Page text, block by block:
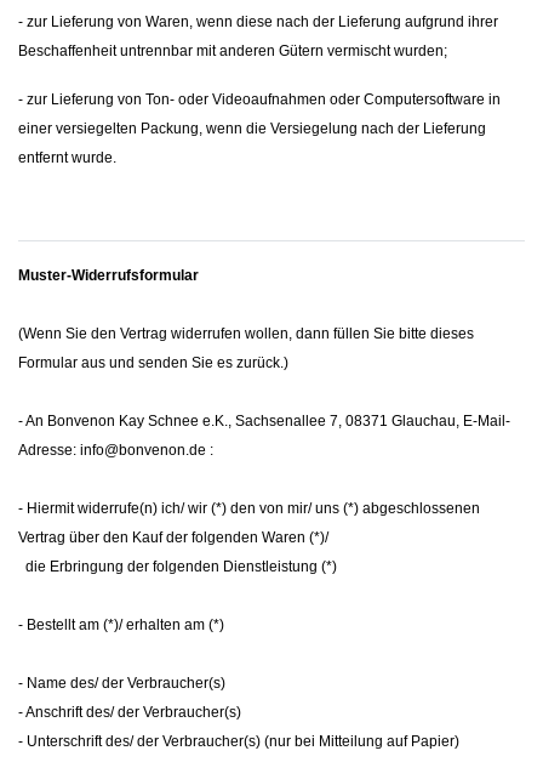
- zur Lieferung von Waren, wenn diese nach der Lieferung aufgrund ihrer
Beschaffenheit untrennbar mit anderen Gütern vermischt wurden;
- zur Lieferung von Ton- oder Videoaufnahmen oder Computersoftware in
einer versiegelten Packung, wenn die Versiegelung nach der Lieferung
entfernt wurde.
Muster-Widerrufsformular
(Wenn Sie den Vertrag widerrufen wollen, dann füllen Sie bitte dieses
Formular aus und senden Sie es zurück.)
- An Bonvenon Kay Schnee e.K., Sachsenallee 7, 08371 Glauchau, E-Mail-
Adresse: info@bonvenon.de :
- Hiermit widerrufe(n) ich/ wir (*) den von mir/ uns (*) abgeschlossenen
Vertrag über den Kauf der folgenden Waren (*)/
die Erbringung der folgenden Dienstleistung (*)
- Bestellt am (*)/ erhalten am (*)
- Name des/ der Verbraucher(s)
- Anschrift des/ der Verbraucher(s)
- Unterschrift des/ der Verbraucher(s) (nur bei Mitteilung auf Papier)